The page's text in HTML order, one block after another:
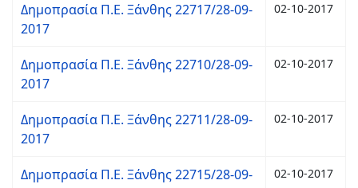
Δημοπρασία Π.Ε. Ξάνθης 22717/28-09-
2017
02-10-2017
Δημοπρασία Π.Ε. Ξάνθης 22710/28-09-
2017
02-10-2017
Δημοπρασία Π.Ε. Ξάνθης 22711/28-09-
2017
02-10-2017
Δημοπρασία Π.Ε. Ξάνθης 22715/28-09-
02-10-2017